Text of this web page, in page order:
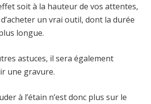
soit à la hauteur de vos attentes,
un vrai outil, dont la durée
longue.
astuces, il sera également
une gravure.
à l’étain n’est donc plus sur le